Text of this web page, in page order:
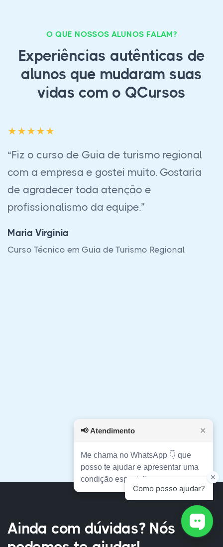
O QUE NOSSOS ALUNOS FALAM?
Experiências autênticas de
alunos que mudaram suas
vidas com o QCursos
“Empresa muito séria e profissional,
certamente traz uma capacidade técnica
incrível. Fiz Eletrotécnica, já tinha feito
Eletromecânica em uma escola de
curso me capacitou muito mais do que o
Ainda com dúvidas? Nós
📢 Atendimento ✕
Me chama no WhatsApp 👇 que
posso te ajudar e apresentar uma
condição especial!